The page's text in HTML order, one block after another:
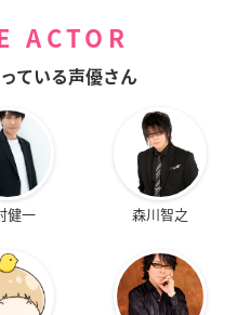
ACTOR
ている声優さん
健一 森川智之